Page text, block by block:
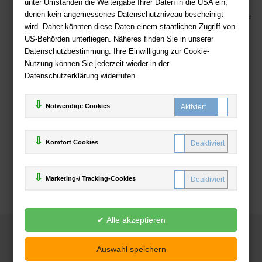
unter Umständen die Weitergabe Ihrer Daten in die USA ein,
denen kein angemessenes Datenschutzniveau bescheinigt
wird. Daher könnten diese Daten einem staatlichen Zugriff von
US-Behörden unterliegen. Näheres finden Sie in unserer
Datenschutzbestimmung. Ihre Einwilligung zur Cookie-
Nutzung können Sie jederzeit wieder in der
Datenschutzerklärung widerrufen.
Notwendige Cookies
Komfort Cookies
Marketing-/ Tracking-Cookies
Sicherer Online Shop und Zahlung mit SSL-Verschlüsselung
Viele Zahlungsmethoden wie PayPal, Amazon Payment, Vorkasse
Zahlweisen
Deutsche-Buchhandlung.de
www.deutsche-buchhandlung.de ist ein Angebot der
Handelsgesellschaft mbH